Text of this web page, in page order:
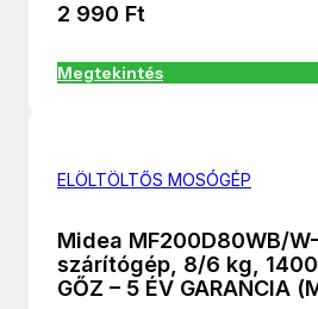
2 990 Ft
Megtekintés
ELÖLTÖLTŐS MOSÓGÉP
Midea MF200D80WB/
szárítógép, 8/6 kg,
GŐZ – 5 ÉV GARANCIA